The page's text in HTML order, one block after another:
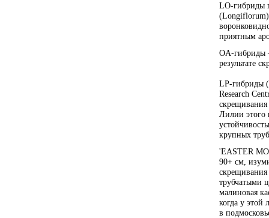
LO-гибриды
(Longiflorum)
приятным
OA-гибриды
результате
LP-гибриды
Research
Лилии этого
крупных
'EASTER
90+ cм,
скрещивания
трубчатыми
малиновая
когда у этой
в